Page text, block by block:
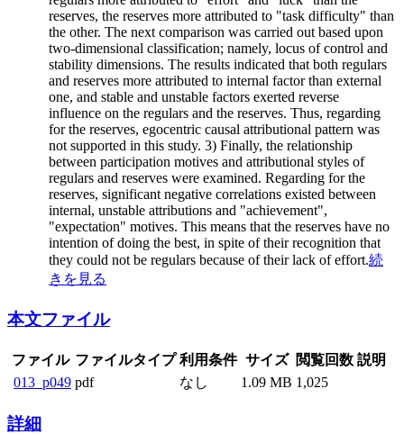
reserves, the reserves more attributed to "task difficulty" than
the other. The next comparison was carried out based upon
two-dimensional classification; namely, locus of control and
stability dimensions. The results indicated that both regulars
and reserves more attributed to internal factor than external
one, and stable and unstable factors exerted reverse
influence on the regulars and the reserves. Thus, regarding
for the reserves, egocentric causal attributional pattern was
not supported in this study. 3) Finally, the relationship
between participation motives and attributional styles of
regulars and reserves were examined. Regarding for the
reserves, significant negative correlations existed between
internal, unstable attributions and "achievement",
"expectation" motives. This means that the reserves have no
intention of doing the best, in spite of their recognition that
they could not be regulars because of their lack of effort.続
きを見る
本文ファイル
ファイル ファイルタイプ 利用条件 サイズ 閲覧回数 説明
013_p049 pdf なし 1.09 MB 1,025
詳細